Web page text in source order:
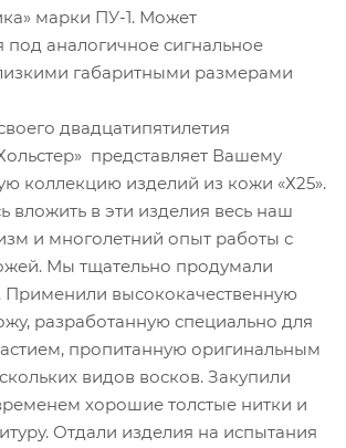
марки ПУ-1. Может
под аналогичное сигнальное
габаритными размерами
двадцатипятилетия
представляет Вашему
коллекцию изделий из кожи «Х25».
вложить в эти изделия весь наш
и многолетний опыт работы с
Мы тщательно продумали
Применили высококачественную
разработанную специально для
пропитанную оригинальным
видов восков. Закупили
хорошие толстые нитки и
Отдали изделия на испытания